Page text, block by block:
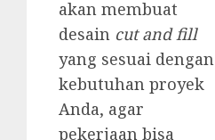
akan membuat
desain cut and fill
yang sesuai dengan
kebutuhan proyek
Anda, agar
pekerjaan bisa